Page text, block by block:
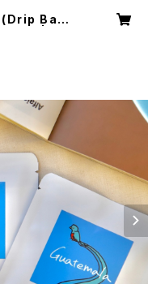
Bag